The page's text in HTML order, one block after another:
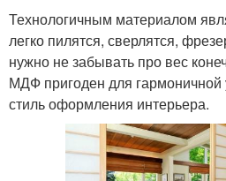
Технологичным материалом
легко пилятся, сверлятся,
нужно не забывать про вес
МДФ пригоден для гармоничной
стиль оформления интерьера.